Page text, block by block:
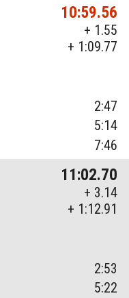
10:59.56
+ 1.55
+ 1:09.77
2:47
5:14
7:46
11:02.70
+ 3.14
+ 1:12.91
2:53
5:22